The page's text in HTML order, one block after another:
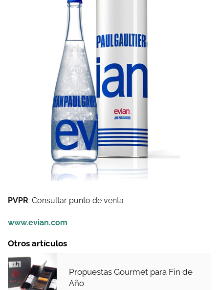
PVPR: Consultar punto de venta
www.evian.com
Otros artículos
Propuestas Gourmet para Fin de
Año